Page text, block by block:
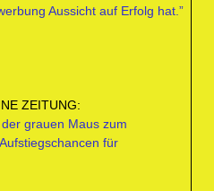
Aussicht auf Erfolg hat.”
ZEITUNG:
grauen Maus zum
für